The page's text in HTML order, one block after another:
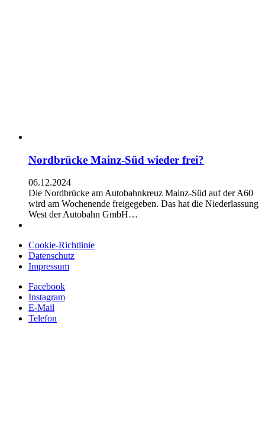
Nordbrücke Mainz-Süd wieder frei?
06.12.2024
Die Nordbrücke am Autobahnkreuz Mainz-Süd auf der A60
wird am Wochenende freigegeben. Das hat die Niederlassung
West der Autobahn GmbH…
Cookie-Richtlinie
Datenschutz
Impressum
Facebook
Instagram
E-Mail
Telefon